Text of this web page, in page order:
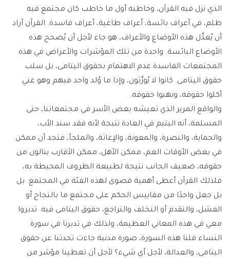
الذي نزل فيه القرآن، وخاطبه أول ما خاطب كان مجتمع فيه
ظلم، في أعراف بائسة، أعراف طاغية، أعراف فاسدة. القرآن أراد
أن يُعدِّل هذه الأوضاع والأعراف، هو جاء لأجل أن يُصحح هذه
الأوضاع البائسة. واحدة من تلك المؤشرات والأعراض في هذه
المجتمعات الفاسدة عدم الاهتمام بحقوق اليتامى، بل سلب
حقوق اليتامى. كانوا لا يُورَّثون، وإذا ما وُلد واحد فيهم وهو غني
أكلوا حقوقه، ونهبوا حقوقه.
والواقع المرير الذي تعيشه بعض الأسر في مجتمعاتنا، حتى
المسلمة، أنه اليتيم في العادة نتيجة لأنه فقد سند الأب،
والحماية، والنصرة، والمعونة، والإغاثة، والملجأ، فتجد أن ممكن
في بعض الأوقات العم، ممكن الأهل، ممكن الأقارب ينالون من
حقوقه، ضعيف الجانب نتيجة لطبيعة الظروف المحيطة به،
فلذلك القرآن أعطى أهمية قصوى لهذه الفئة في المجتمع. بل
بل جعل واحدًا من مقاييس الحكم على مجتمع ما بالنجاح أو
الفشل، والتقدم أو التخلف والتراجع، حقوق اليتامى فيه. تدبروا
معي في هذه المعاني العظيمة، ولذلك في تدبرنا في سورة
النساء قلنا هذه السورة، صورة مدنية جاءت تحدثنا عن حقوق
اليتامى، والعدالة، لأجل أي شيء؟ لأجل أن تعطينا مؤشر من